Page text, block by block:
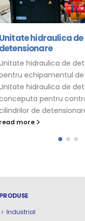
Unitate hidraulica de
detensionare
hidraulica de
echipamentul
hidraulica de
pentru
de
read more
PRODUSE
Industrial